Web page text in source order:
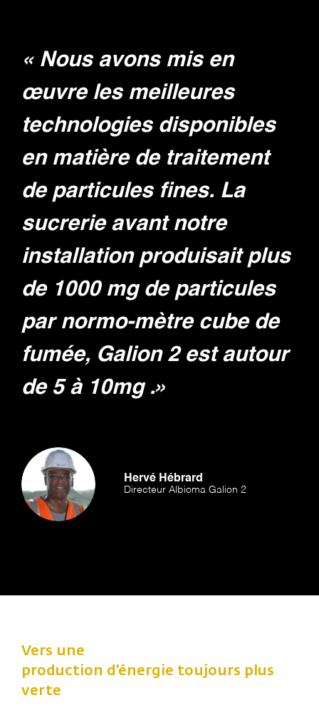
« Nous avons mis en
œuvre les meilleures
technologies disponibles
en matière de traitement
de particules fines. La
sucrerie avant notre
installation produisait plus
de 1000 mg de particules
par normo-mètre cube de
fumée, Galion 2 est autour
de 5 à 10 mg . »
Hervé Hébrard
Directeur Albioma Galion 2
Vers une
production d’énergie toujours plus
verte